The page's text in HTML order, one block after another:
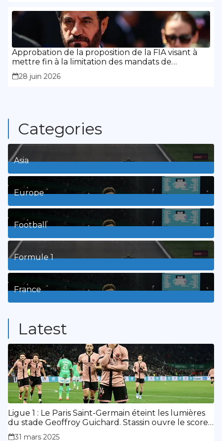
Approbation de la proposition de la FIA visant à
mettre fin à la limitation des mandats de
présidence
28 juin 2026
Categories
Asia
1Posts
Europe
3Posts
Football
8Posts
Formule 1
3Posts
France
Latest
Ligue 1 : Le Paris Saint-Germain éteint les lumières
du stade Geoffroy Guichard. Stassin ouvre le score,
doublé de Doué.
31 mars 2025